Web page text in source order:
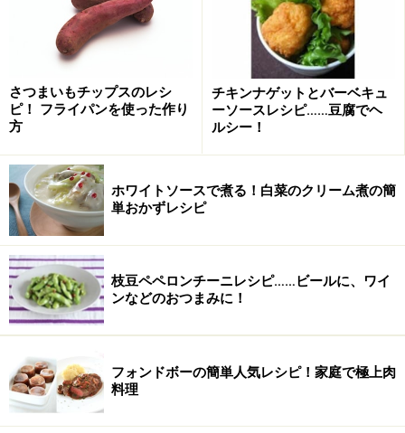
切干大根のカレーコールスローの作り方
切干大根は軽く水ですすぎ、水につけて戻します。5分
ほどそのまま置き、ふっくらしたら、ざるにあげて水気
を切ります。
熱湯につけて戻せば、切干大根特有の香りが軽減されま
す。苦手な方はお試しください。
さつまいもチップスのレシ
ピ！ フライパンを使った作り
方
チキンナゲットとバーベキュ
ーソースレシピ……豆腐でヘ
ルシー！
ホワイトソースで煮る！白菜のクリーム煮の簡
単おかずレシピ
枝豆ペペロンチーニレシピ……ビールに、ワイ
ンなどのおつまみに！
フォンドボーの簡単人気レシピ！家庭で極上肉
料理